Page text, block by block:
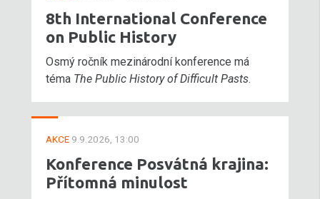
8th International Conference
on Public History
Osmý ročník mezinárodní konference má
téma The Public History of Difficult Pasts.
AKCE 9.9.2026, 13:00
Konference Posvátná krajina:
Přítomná minulost